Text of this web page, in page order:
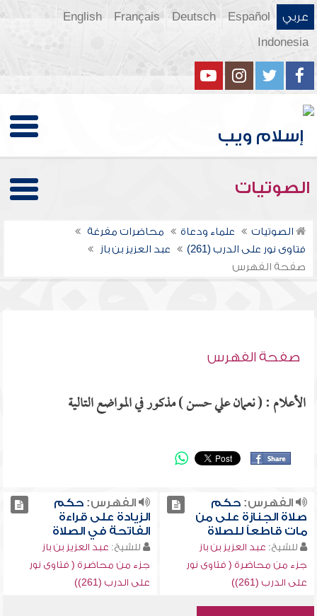
عربي Español
Deutsch
Français
English
Indonesia
الصوتيات
الصوتيات علماء ودعاة
محاضرات مفرغة
فتاوى نور على الدرب (261)
عبد العزيز بن باز
صفحة الفهرس
صفحة الفهرس
الأعلام : ( نعمان علي حسن ) مذكور في المواضع التالية
الفهرس:حكم
صلاة الجنازة على من
مات قاطعاً للصلاة
للشيخ: عبد العزيز بن باز
جزء من محاضرة ( فتاوى نور
على الدرب (261))
الفهرس:حكم
الزيادة على قراءة
الفاتحة في الصلاة
للشيخ: عبد العزيز بن باز
جزء من محاضرة ( فتاوى نور
على الدرب (261))